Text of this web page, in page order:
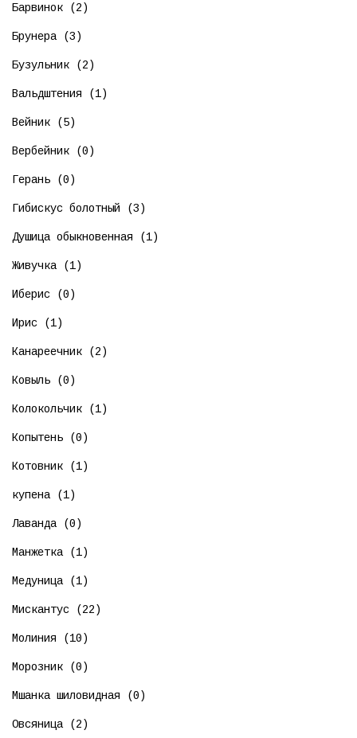
Барвинок (2)
Брунера (3)
Бузульник (2)
Вальдштения (1)
Вейник (5)
Вербейник (0)
Герань (0)
Гибискус болотный (3)
Душица обыкновенная (1)
Живучка (1)
Иберис (0)
Ирис (1)
Канареечник (2)
Ковыль (0)
Колокольчик (1)
Копытень (0)
Котовник (1)
купена (1)
Лаванда (0)
Манжетка (1)
Медуница (1)
Мискантус (22)
Молиния (10)
Морозник (0)
Мшанка шиловидная (0)
Овсяница (2)